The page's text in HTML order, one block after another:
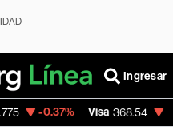
Ingresar
Visa 368.54 -0.28%